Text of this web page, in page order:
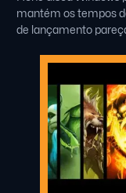
mantém os tempos
de lançamento